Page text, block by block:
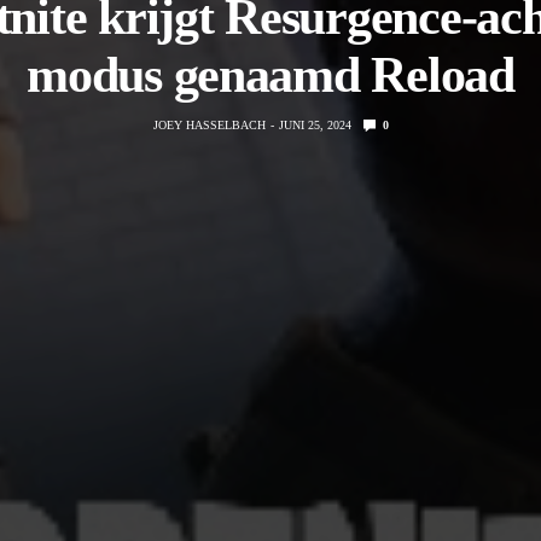
krijgt Resurgence-
modus genaamd Reload
JOEY HASSELBACH JUNI 25, 2024 0